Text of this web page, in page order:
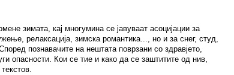
зимата, кај многумина се јавуваат асоцијации за
релаксација, зимска романтика..., но и за снег, студ,
познавачите на нештата поврзани со здравјето,
опасности. Кои се тие и како да се заштитите од нив,